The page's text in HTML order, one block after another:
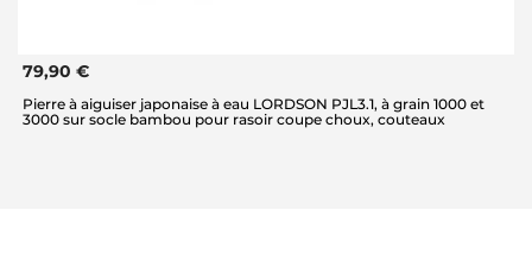
79,90 €
Pierre à aiguiser japonaise à eau LORDSON PJL3.1, à grain 1000 et
3000 sur socle bambou pour rasoir coupe choux, couteaux